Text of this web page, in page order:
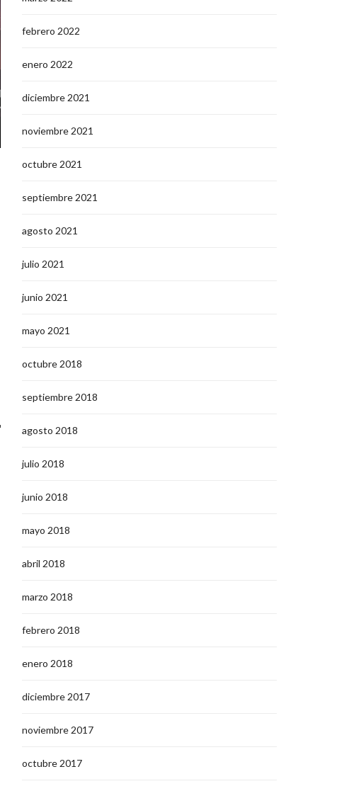
febrero 2022
enero 2022
diciembre 2021
noviembre 2021
octubre 2021
septiembre 2021
agosto 2021
julio 2021
junio 2021
mayo 2021
octubre 2018
septiembre 2018
agosto 2018
julio 2018
junio 2018
mayo 2018
abril 2018
marzo 2018
febrero 2018
enero 2018
diciembre 2017
noviembre 2017
octubre 2017